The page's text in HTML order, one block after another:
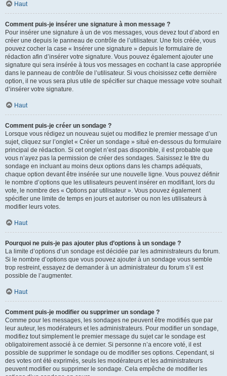
Haut
Comment puis-je insérer une signature à mon message ?
Pour insérer une signature à un de vos messages, vous devez tout d’abord en
créer une depuis le panneau de contrôle de l’utilisateur. Une fois créée, vous
pouvez cocher la case « Insérer une signature » depuis le formulaire de
rédaction afin d’insérer votre signature. Vous pouvez également ajouter une
signature qui sera insérée à tous vos messages en cochant la case appropriée
dans le panneau de contrôle de l’utilisateur. Si vous choisissez cette dernière
option, il ne vous sera plus utile de spécifier sur chaque message votre souhait
d’insérer votre signature.
Haut
Comment puis-je créer un sondage ?
Lorsque vous rédigez un nouveau sujet ou modifiez le premier message d’un
sujet, cliquez sur l’onglet « Créer un sondage » situé en-dessous du formulaire
principal de rédaction. Si cet onglet n’est pas disponible, il est probable que
vous n’ayez pas la permission de créer des sondages. Saisissez le titre du
sondage en incluant au moins deux options dans les champs adéquats,
chaque option devant être insérée sur une nouvelle ligne. Vous pouvez définir
le nombre d’options que les utilisateurs peuvent insérer en modifiant, lors du
vote, le nombre des « Options par utilisateur ». Vous pouvez également
spécifier une limite de temps en jours et autoriser ou non les utilisateurs à
modifier leurs votes.
Haut
Pourquoi ne puis-je pas ajouter plus d’options à un sondage ?
La limite d’options d’un sondage est décidée par les administrateurs du forum.
Si le nombre d’options que vous pouvez ajouter à un sondage vous semble
trop restreint, essayez de demander à un administrateur du forum s’il est
possible de l’augmenter.
Haut
Comment puis-je modifier ou supprimer un sondage ?
Comme pour les messages, les sondages ne peuvent être modifiés que par
leur auteur, les modérateurs et les administrateurs. Pour modifier un sondage,
modifiez tout simplement le premier message du sujet car le sondage est
obligatoirement associé à ce dernier. Si personne n’a encore voté, il est
possible de supprimer le sondage ou de modifier ses options. Cependant, si
des votes ont été exprimés, seuls les modérateurs et les administrateurs
peuvent modifier ou supprimer le sondage. Cela empêche de modifier les